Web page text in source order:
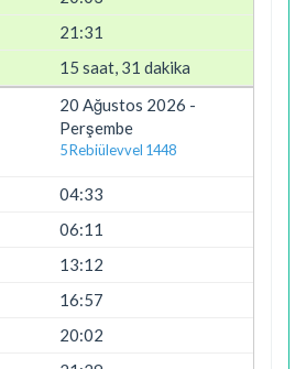
21:31
15 saat, 31 dakika
20 Ağustos 2026 -
Perşembe
5 Rebiülevvel 1448
04:33
06:11
13:12
16:57
20:02